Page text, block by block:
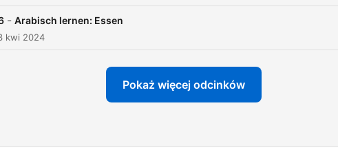
Dieser Podcast ist die
Sprachstudium, egal ob Sie
eine App wie DuoLingo
- Arabisch lernen: Essen
kwi 2024
Pokaż więcej odcinków